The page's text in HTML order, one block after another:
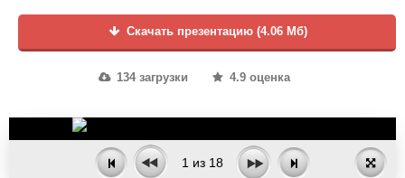
Скачать презентацию (4.06 Мб)
134 загрузки 4.9 оценка
1 из 18